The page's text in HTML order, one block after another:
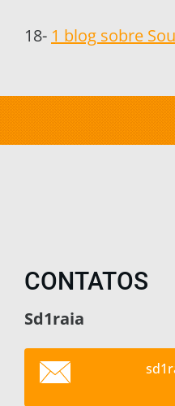
18- 1 blog sobre
CONTATOS
Sd1raia